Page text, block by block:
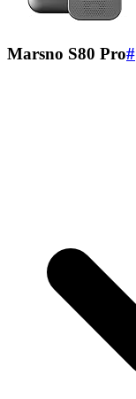
Marsno S80 Pro#